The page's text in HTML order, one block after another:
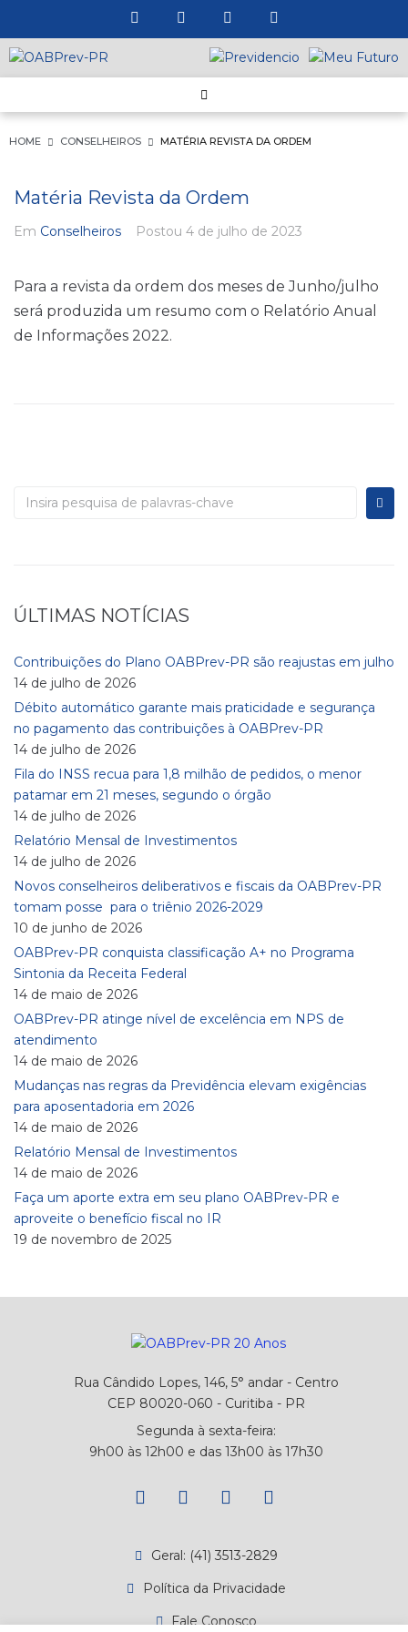
HOME CONSELHEIROS MATÉRIA REVISTA DA ORDEM
Matéria Revista da Ordem
Em Conselheiros Postou 4 de julho de 2023
Para a revista da ordem dos meses de Junho/julho
será produzida um resumo com o Relatório Anual
de Informações 2022.
ÚLTIMAS NOTÍCIAS
Contribuições do Plano OABPrev-PR são reajustas em julho
14 de julho de 2026
Débito automático garante mais praticidade e segurança
no pagamento das contribuições à OABPrev-PR
14 de julho de 2026
Fila do INSS recua para 1,8 milhão de pedidos, o menor
patamar em 21 meses, segundo o órgão
14 de julho de 2026
Relatório Mensal de Investimentos
14 de julho de 2026
Novos conselheiros deliberativos e fiscais da OABPrev-PR
tomam posse para o triênio 2026-2029
10 de junho de 2026
OABPrev-PR conquista classificação A+ no Programa
Sintonia da Receita Federal
14 de maio de 2026
OABPrev-PR atinge nível de excelência em NPS de
atendimento
14 de maio de 2026
Mudanças nas regras da Previdência elevam exigências
para aposentadoria em 2026
14 de maio de 2026
Relatório Mensal de Investimentos
14 de maio de 2026
Faça um aporte extra em seu plano OABPrev-PR e
aproveite o benefício fiscal no IR
19 de novembro de 2025
Rua Cândido Lopes, 146, 5° andar - Centro
CEP 80020-060 - Curitiba - PR
Segunda à sexta-feira:
9h00 às 12h00 e das 13h00 às 17h30
Geral: (41) 3513-2829
Política da Privacidade
Fale Conosco